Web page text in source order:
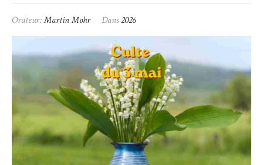
Orateur:Martin Mohr Dans2026